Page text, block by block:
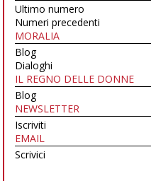
Ultimo numero
Numeri precedenti
MORALIA
Blog
Dialoghi
IL REGNO DELLE DONNE
Blog
NEWSLETTER
Iscriviti
EMAIL
Scrivici